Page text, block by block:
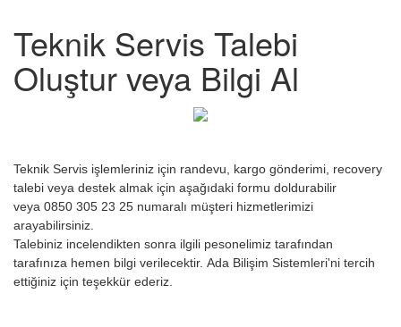
Teknik Servis Talebi
Oluştur veya Bilgi Al
Teknik Servis işlemleriniz için randevu, kargo gönderimi, recovery
talebi veya destek almak için aşağıdaki formu doldurabilir
veya 0850 305 23 25 numaralı müşteri hizmetlerimizi
arayabilirsiniz.
Talebiniz incelendikten sonra ilgili pesonelimiz tarafından
tarafınıza hemen bilgi verilecektir. Ada Bilişim Sistemleri'ni tercih
ettiğiniz için teşekkür ederiz.